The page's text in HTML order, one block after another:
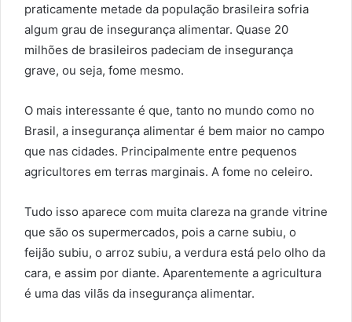
praticamente metade da população brasileira sofria
algum grau de insegurança alimentar. Quase 20
milhões de brasileiros padeciam de insegurança
grave, ou seja, fome mesmo.
O mais interessante é que, tanto no mundo como no
Brasil, a insegurança alimentar é bem maior no campo
que nas cidades. Principalmente entre pequenos
agricultores em terras marginais. A fome no celeiro.
Tudo isso aparece com muita clareza na grande vitrine
que são os supermercados, pois a carne subiu, o
feijão subiu, o arroz subiu, a verdura está pelo olho da
cara, e assim por diante. Aparentemente a agricultura
é uma das vilãs da insegurança alimentar.